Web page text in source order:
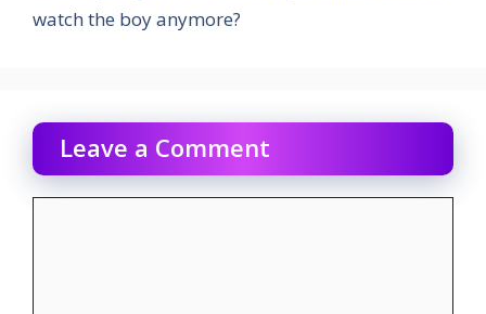
watch the boy anymore?
Leave a Comment